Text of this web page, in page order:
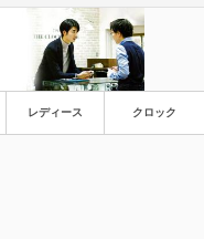
レディース クロック